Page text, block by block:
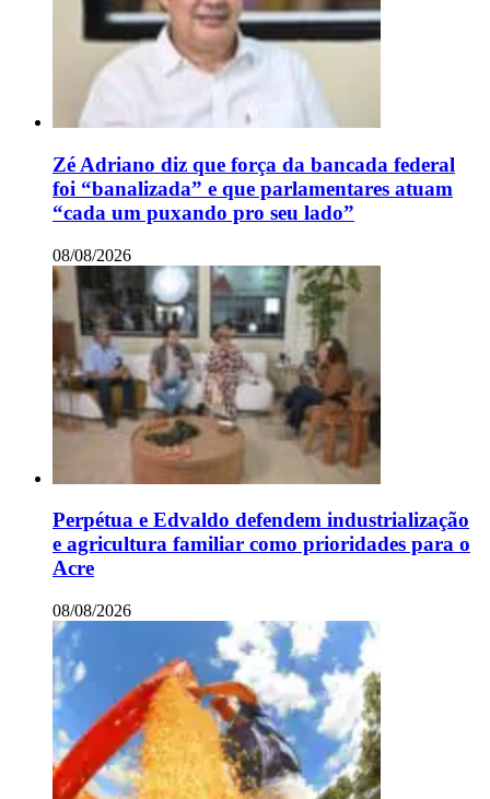
Zé Adriano diz que força da bancada federal
foi “banalizada” e que parlamentares atuam
“cada um puxando pro seu lado”
08/08/2026
Perpétua e Edvaldo defendem industrialização
e agricultura familiar como prioridades para o
Acre
08/08/2026